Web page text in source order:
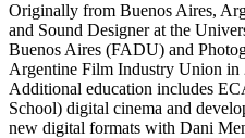
Originally from Buenos Aires,
and Sound Designer at the
Buenos Aires (FADU) and
Argentine Film Industry Union in
Additional education includes
School) digital cinema and
new digital formats with Dani